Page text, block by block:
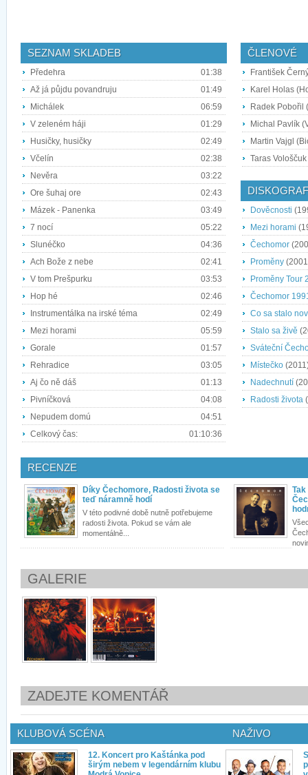
SEZNAM SKLADEB
Předehra
01:38
Až já půjdu povandruju
01:49
Michálek
06:59
V zeleném háji
01:29
Husičky, husičky
02:49
Včelín
02:38
Nevěra
03:22
Ore šuhaj ore
02:43
Mázek - Panenka
03:49
7 nocí
05:22
Slunéčko
04:36
Ach Bože z nebe
02:41
V tom Prešpurku
03:53
Hop hé
02:46
Instrumentálka na irské téma
02:49
Mezi horami
05:59
Gorale
01:57
Rehradice
03:05
Aj čo ně dáš
01:13
Pivníčková
04:08
Nepudem domú
04:51
Celkový čas:
01:10:36
ČLENOVÉ
František
Karel Holas
Radek Pobořil
Michal Pavlík
Martin Vajgl
Taras
Dověcnosti
Mezi horami
Čechomor
Proměny
Proměny Tour
Čechomor
Co sa stalo
Stalo sa živě
Sváteční
Místečko
Nadechnutí
Radosti života
RECENZE
Díky Čechomore, Radosti života se
teď náramně hodí
V této podivné době nutně potřebujeme
radosti života. Pokud se vám ale
momentálně...
GALERIE
ZADEJTE KOMENTÁŘ
KLUBOVÁ SCÉNA
12. Koncert pro Kaštánka pod
širým nebem v legendárním klubu
NAŽIVO